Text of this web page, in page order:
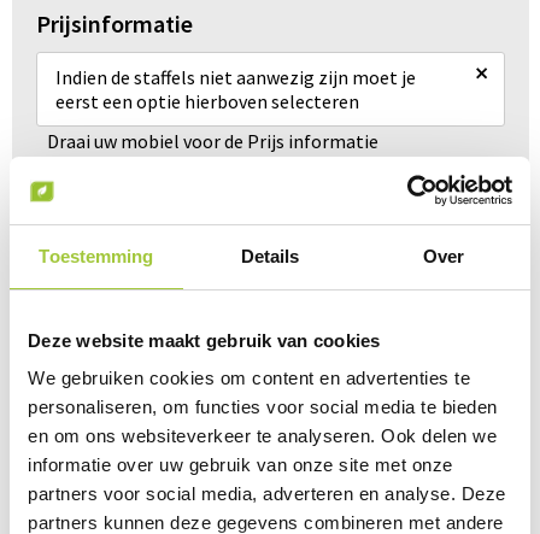
Toestemming Details Over
Deze website maakt gebruik van cookies
We gebruiken cookies om content en advertenties te
personaliseren, om functies voor social media te bieden
en om ons websiteverkeer te analyseren. Ook delen we
informatie over uw gebruik van onze site met onze
partners voor social media, adverteren en analyse. Deze
partners kunnen deze gegevens combineren met andere
Prijsinformatie
Indien de staffels niet aanwezig zijn moet je
eerst een optie hierboven selecteren
×
Draai uw mobiel voor de Prijs informatie
Gerelateerde producten